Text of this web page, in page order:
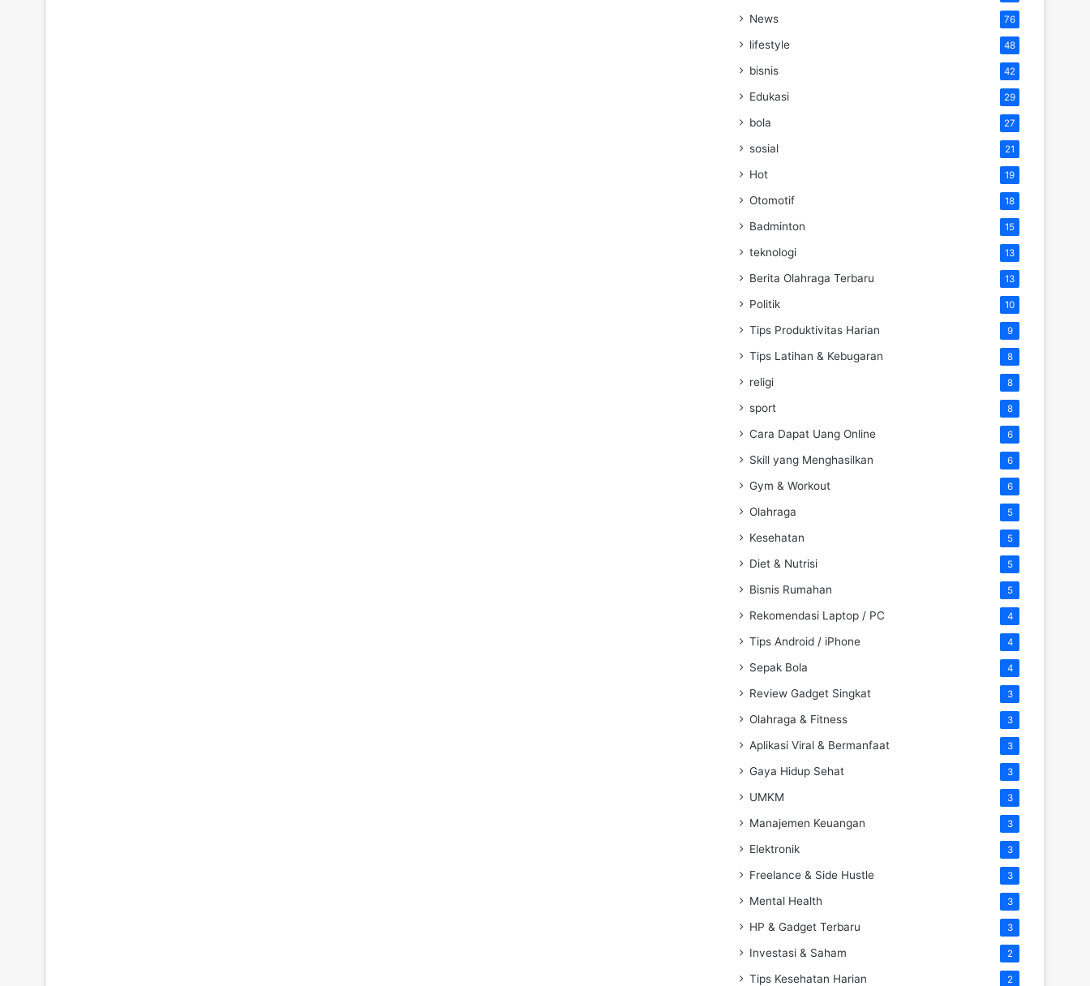
News 76
lifestyle 48
bisnis 42
Edukasi 29
bola 27
sosial 21
Hot 19
Otomotif 18
Badminton 15
teknologi 13
Berita Olahraga Terbaru 13
Politik 10
Tips Produktivitas Harian 9
Tips Latihan & Kebugaran 8
religi 8
sport 8
Cara Dapat Uang Online 6
Skill yang Menghasilkan 6
Gym & Workout 6
Olahraga 5
Kesehatan 5
Diet & Nutrisi 5
Bisnis Rumahan 5
Rekomendasi Laptop / PC 4
Tips Android / iPhone 4
Sepak Bola 4
Review Gadget Singkat 3
Olahraga & Fitness 3
Aplikasi Viral & Bermanfaat 3
Gaya Hidup Sehat 3
UMKM 3
Manajemen Keuangan 3
Elektronik 3
Freelance & Side Hustle 3
Mental Health 3
HP & Gadget Terbaru 3
Investasi & Saham 2
Tips Kesehatan Harian 2